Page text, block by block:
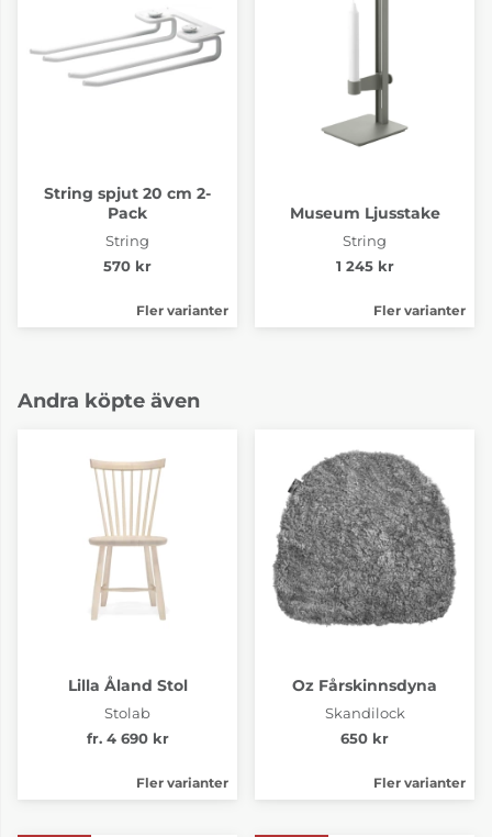
String spjut 20 cm 2-
Pack
String
570 kr
Fler varianter
Museum Ljusstake
String
1 245 kr
Fler varianter
Andra köpte även
Lilla Åland Stol
Stolab
fr. 4 690 kr
Fler varianter
Oz Fårskinnsdyna
Skandilock
650 kr
Fler varianter